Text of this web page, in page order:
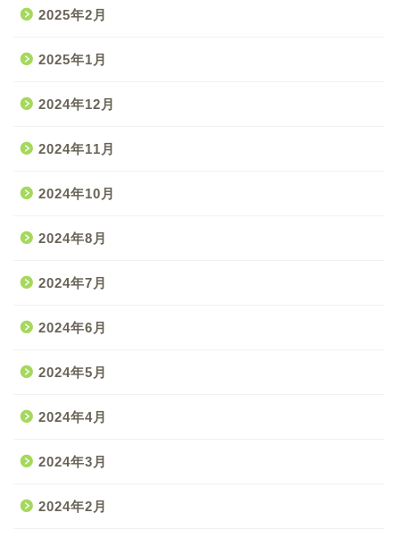
2025年2月
2025年1月
2024年12月
2024年11月
2024年10月
2024年8月
2024年7月
2024年6月
2024年5月
2024年4月
2024年3月
2024年2月